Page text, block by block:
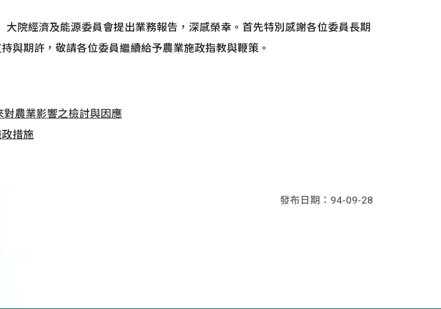
院經濟及能源委員會提出業務報告，深感榮幸。首先特別感謝各位委員長期
與期許，敬請各位委員繼續給予農業施政指教與鞭策。
對農業影響之檢討與因應
措施
發布日期：94-09-28